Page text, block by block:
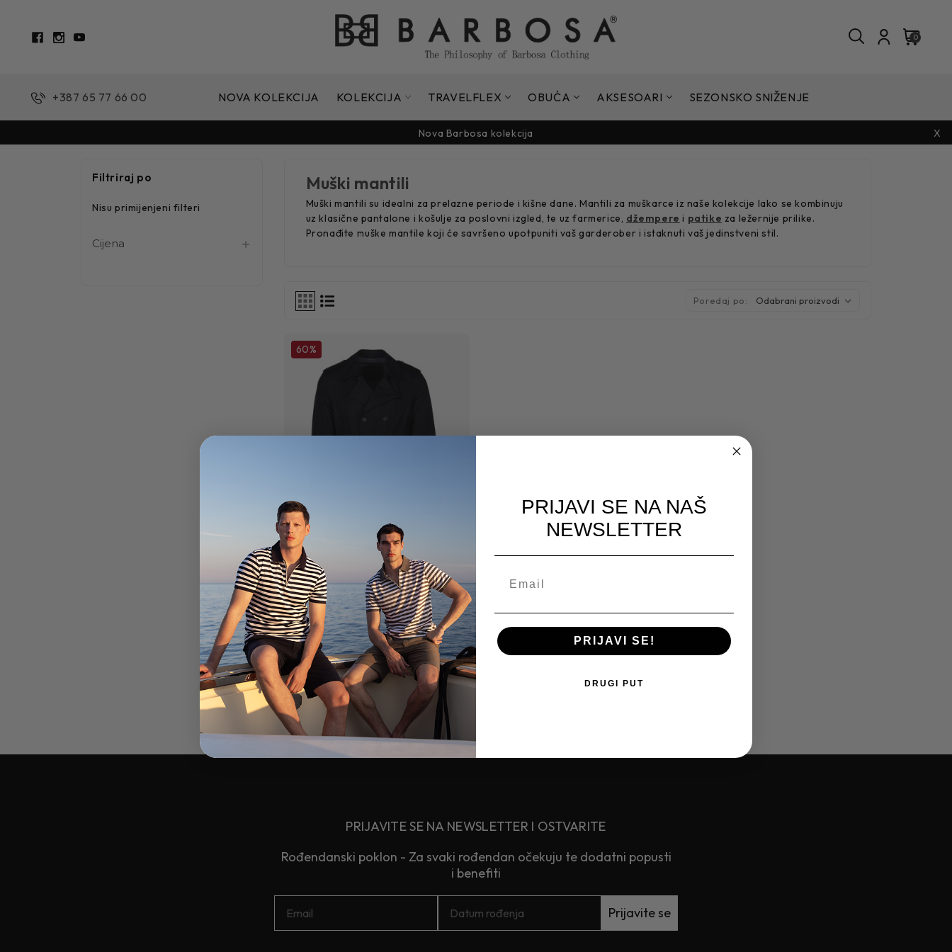
0
+387 65 77 66 00 NOVA KOLEKCIJA KOLEKCIJA TRAVELFLEX OBUĆA AKSESOARI SEZONSKO SNIŽENJE
X
Nova Barbosa kolekcija
Nova Barbosa kolekcija
Filtriraj po
Nisu primijenjeni filteri
Cijena
Muški mantili
Muški mantili su idealni za prelazne periode i kišne dane. Mantili za muškarce iz naše kolekcije lako se kombinuju
uz klasične pantalone i košulje za poslovni izgled, te uz farmerice, džempere i patike za ležernije prilike.
Pronađite muške mantile koji će savršeno upotpuniti vaš garderober i istaknuti vaš jedinstveni stil.
Poredaj po:
60%
MUŠKI MANTIL 10-303 F
179.60KM
449.00KM
+1
PRIJAVITE SE NA NEWSLETTER I OSTVARITE
Rođendanski poklon - Za svaki rođendan očekuju te dodatni popusti
i benefiti
Prijavite se
PRIJAVI SE NA NAŠ
NEWSLETTER
PRIJAVI SE!
DRUGI PUT